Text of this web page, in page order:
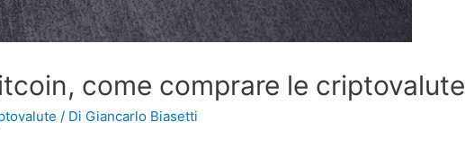
come comprare le criptovalute
/ Di Giancarlo Biasetti